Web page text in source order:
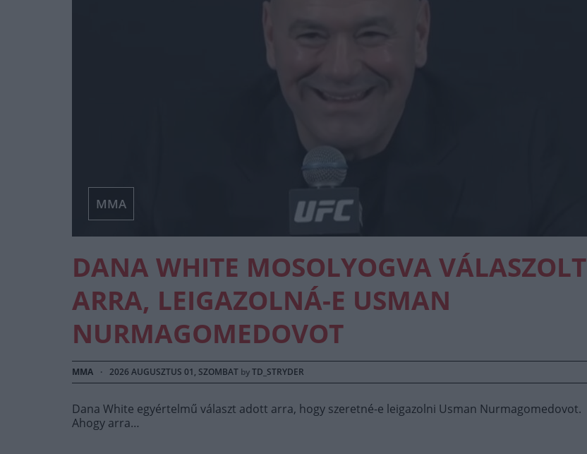
MMA
DANA WHITE MOSOLYOGVA VÁLASZOLT
ARRA, LEIGAZOLNÁ-E USMAN
NURMAGOMEDOVOT
MMA · 2026 AUGUSZTUS 01, SZOMBAT byTD_STRYDER
Dana White egyértelmű választ adott arra, hogy szeretné-e leigazolni Usman Nurmagomedovot.
Ahogy arra…